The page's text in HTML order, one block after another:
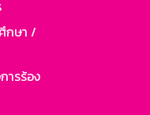
กษา /
ารร้อง